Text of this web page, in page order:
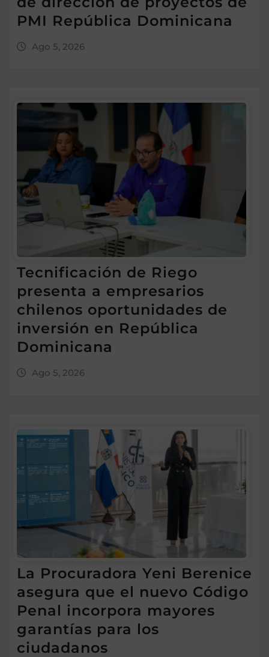
PMI República Dominicana
Ago 5, 2026
Tecnificación de Riego
presenta a empresarios
chilenos oportunidades de
inversión en República
Dominicana
Ago 5, 2026
La Procuradora Yeni Berenice
asegura que el nuevo Código
Penal incorpora mayores
garantías para los
ciudadanos